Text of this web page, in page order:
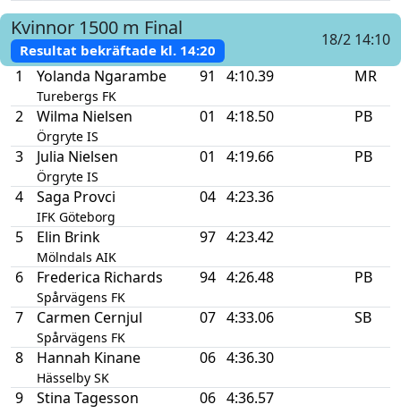
Kvinnor 1500 m Final
Resultat bekräftade kl.14:20
18/2 14:10
1
Yolanda Ngarambe
Turebergs FK
91 4:10.39 MR
2 Wilma Nielsen
Örgryte IS
01 4:18.50 PB
3 Julia Nielsen
Örgryte IS
01 4:19.66 PB
4 Saga Provci
IFK Göteborg
04 4:23.36
5 Elin Brink
Mölndals AIK
97 4:23.42
6 Frederica Richards
Spårvägens FK
94 4:26.48 PB
7 Carmen Cernjul
Spårvägens FK
07 4:33.06 SB
8 Hannah Kinane
Hässelby SK
06 4:36.30
9 Stina Tagesson 06 4:36.57